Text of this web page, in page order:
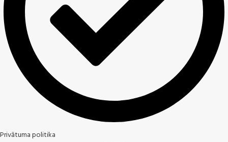
Privātuma politika